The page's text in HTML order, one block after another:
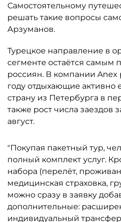
Самостоятельному
решать такие вопросы
Арзуманов.
Турецкое направление в
сегменте остаётся самым
россиян. В компании Anex
году отдыхающие
страну из Петербурга в
также рост числа заездов
август.
"Покупая пакетный тур,
полный комплект услуг.
набора (перелёт,
медицинская страховка,
можно сразу в заявку
дополнительные:
индивидуальный